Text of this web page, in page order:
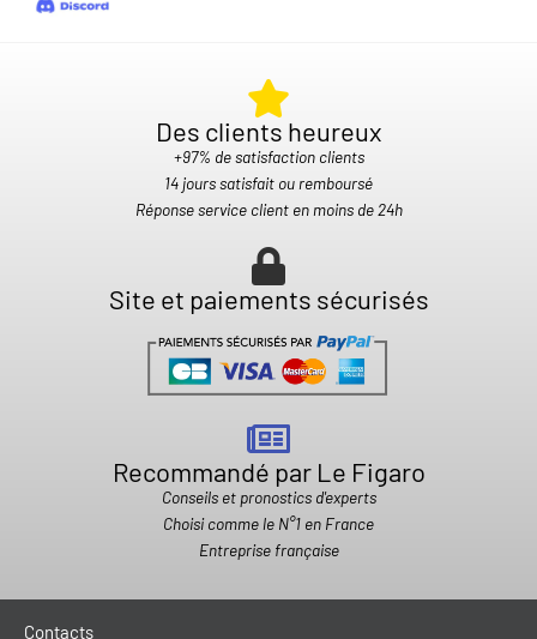
Des clients heureux​
+97% de satisfaction clients
14 jours satisfait ou remboursé
Réponse service client en moins de 24h
Site et paiements sécurisés
Recommandé par Le Figaro
Conseils et pronostics d'experts
Choisi comme le N°1 en France
Entreprise française
Contacts